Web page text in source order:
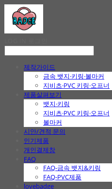
제작가이드
금속 뱃지·키링·볼마커
지비츠·PVC 키링·오프너
제품살펴보기
뱃지·키링
지비츠·PVC 키링·오프너
볼마커
시안/견적 문의
인기제품
개인결제창
FAQ
FAQ-금속 뱃지&키링
FAQ-PVC제품
lovebadge